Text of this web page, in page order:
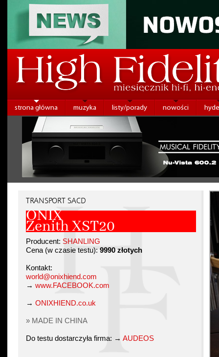
strona główna muzyka listy/porady nowości
TRANSPORT SACD
ONIX
Zenith XST20
Producent: SHANLING
Cena (w czasie testu): 9990 złotych
Kontakt:
world@onixhiend.com
→ www.FACEBOOK.com
→ ONIXHIEND.co.uk
» MADE IN CHINA
Do testu dostarczyła firma: → AUDEOS